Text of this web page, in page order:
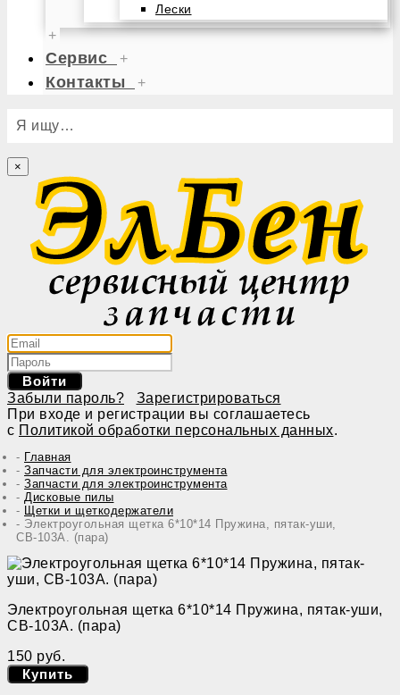
Лески
+
Сервис +
Контакты +
Я ищу…
×
Войти
Забыли пароль?
Зарегистрироваться
При входе и регистрации вы соглашаетесь
с Политикой обработки персональных данных.
Главная
Запчасти для электроинструмента
Запчасти для электроинструмента
Дисковые пилы
Щетки и щеткодержатели
Электроугольная щетка 6*10*14 Пружина, пятак-уши,
СВ-103А. (пара)
Электроугольная щетка 6*10*14 Пружина, пятак-уши,
СВ-103А. (пара)
150 руб.
Купить